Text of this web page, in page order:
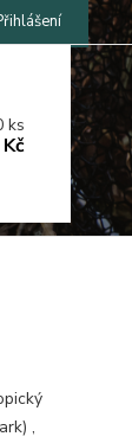
ks
,